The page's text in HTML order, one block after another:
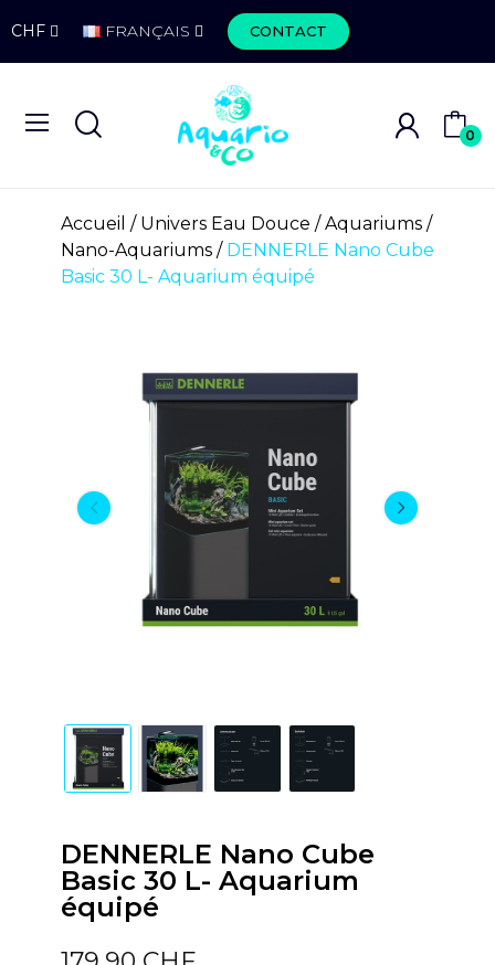
CHF FRANÇAIS CONTACT
0
Accueil Univers Eau Douce
Aquariums
Nano-Aquariums
DENNERLE Nano Cube
Basic 30 L- Aquarium équipé
DENNERLE Nano Cube
Basic 30 L- Aquarium
équipé